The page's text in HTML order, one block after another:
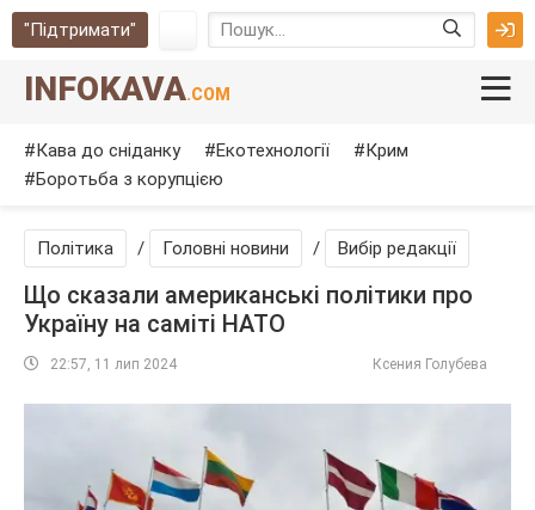
"Підтримати"
INFOKAVA.COM
Кава до сніданку Екотехнології
Крим
Боротьба з корупцією
Політика / Головні новини / Вибір редакції
Що сказали американські політики про
Україну на саміті НАТО
22:57, 11 лип 2024 Ксения Голубева